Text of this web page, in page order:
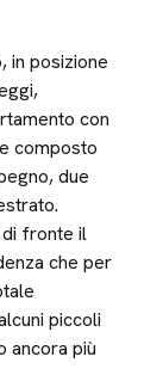
in posizione
con
composto
due
fronte il
che per
piccoli
ancora più